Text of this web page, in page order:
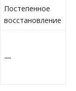
Постепенное
восстановление
—